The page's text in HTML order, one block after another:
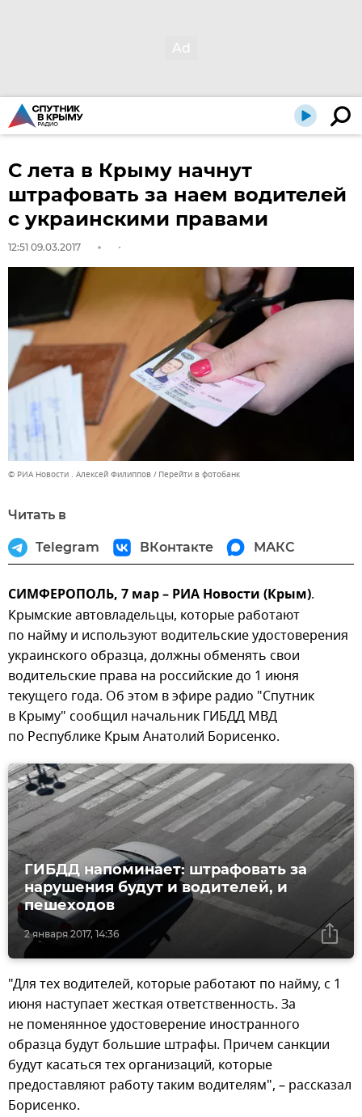
С лета в Крыму начнут
штрафовать за наем водителей
с украинскими правами
12:51 09.03.2017
© РИА Новости . Алексей Филиппов Перейти в фотобанк
Читать в
Telegram ВКонтакте МАКС
СИМФЕРОПОЛЬ, 7 мар – РИА Новости (Крым).
Крымские автовладельцы, которые работают
по найму и используют водительские удостоверения
украинского образца, должны обменять свои
водительские права на российские до 1 июня
текущего года. Об этом в эфире радио "Спутник
в Крыму" сообщил начальник ГИБДД МВД
по Республике Крым Анатолий Борисенко.
2 января 2017, 14:36
ГИБДД напоминает: штрафовать за
нарушения будут и водителей, и
пешеходов
"Для тех водителей, которые работают по найму, с 1
июня наступает жесткая ответственность. За
не поменянное удостоверение иностранного
образца будут большие штрафы. Причем санкции
будут касаться тех организаций, которые
предоставляют работу таким водителям", – рассказал
Борисенко.